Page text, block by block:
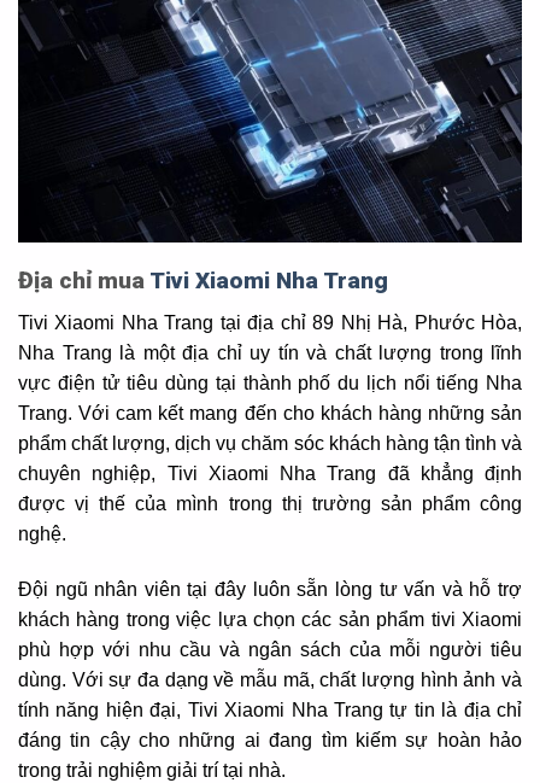
Địa chỉ mua Tivi Xiaomi Nha Trang
Tivi Xiaomi Nha Trang tại địa chỉ 89 Nhị Hà, Phước Hòa,
Nha Trang là một địa chỉ uy tín và chất lượng trong lĩnh
vực điện tử tiêu dùng tại thành phố du lịch nổi tiếng Nha
Trang. Với cam kết mang đến cho khách hàng những sản
phẩm chất lượng, dịch vụ chăm sóc khách hàng tận tình và
chuyên nghiệp, Tivi Xiaomi Nha Trang đã khẳng định
được vị thế của mình trong thị trường sản phẩm công
nghệ.
Đội ngũ nhân viên tại đây luôn sẵn lòng tư vấn và hỗ trợ
khách hàng trong việc lựa chọn các sản phẩm tivi Xiaomi
phù hợp với nhu cầu và ngân sách của mỗi người tiêu
dùng. Với sự đa dạng về mẫu mã, chất lượng hình ảnh và
tính năng hiện đại, Tivi Xiaomi Nha Trang tự tin là địa chỉ
đáng tin cậy cho những ai đang tìm kiếm sự hoàn hảo
trong trải nghiệm giải trí tại nhà.